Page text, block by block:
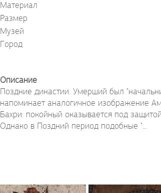
Материал
Размер
Музей
Город
Описание
Поздние династии. Умерший был
напоминает аналогичное изображение
Бахри: покойный оказывается под
Однако в Поздний период подобные "...